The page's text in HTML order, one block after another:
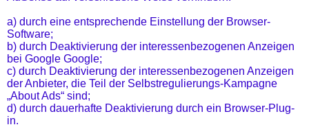
a) durch eine entsprechende Einstellung der Browser-
Software;
b) durch Deaktivierung der interessenbezogenen Anzeigen
bei Google Google;
c) durch Deaktivierung der interessenbezogenen Anzeigen
der Anbieter, die Teil der Selbstregulierungs-Kampagne
„About Ads“ sind;
d) durch dauerhafte Deaktivierung durch ein Browser-Plug-
in.